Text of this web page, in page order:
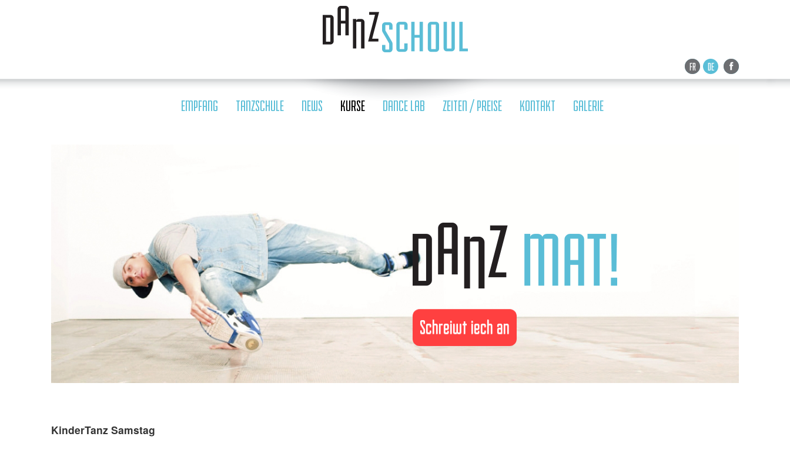
FR DE
EMPFANG TANZSCHULE NEWS KURSE DANCE LAB ZEITEN / PREISE KONTAKT GALERIE
Schreiwt iech an
KinderTanz Samstag